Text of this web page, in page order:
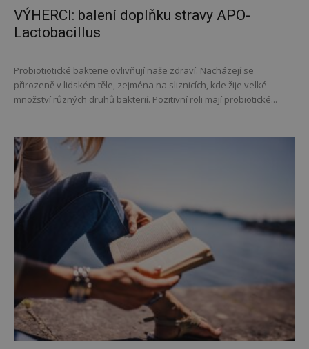
VÝHERCI: balení doplňku stravy APO-
Lactobacillus
Probiotiotické bakterie ovlivňují naše zdraví. Nacházejí se
přirozeně v lidském těle, zejména na sliznicích, kde žije velké
množství různých druhů bakterií. Pozitivní roli mají probiotické...